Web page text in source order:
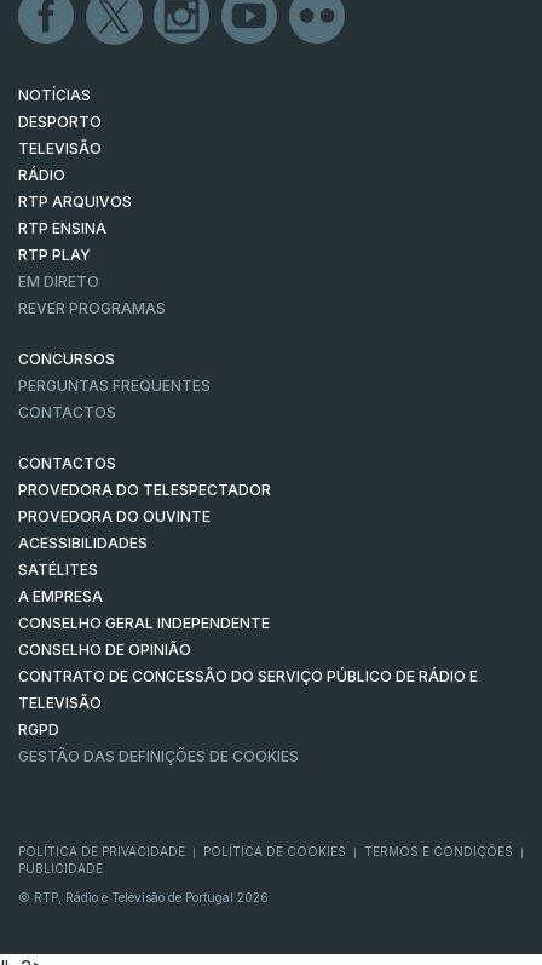
NOTÍCIAS
DESPORTO
TELEVISÃO
RÁDIO
RTP ARQUIVOS
RTP ENSINA
RTP PLAY
EM DIRETO
REVER PROGRAMAS
CONCURSOS
PERGUNTAS FREQUENTES
CONTACTOS
CONTACTOS
PROVEDORA DO TELESPECTADOR
PROVEDORA DO OUVINTE
ACESSIBILIDADES
SATÉLITES
A EMPRESA
CONSELHO GERAL INDEPENDENTE
CONSELHO DE OPINIÃO
CONTRATO DE CONCESSÃO DO SERVIÇO PÚBLICO DE RÁDIO E
TELEVISÃO
RGPD
GESTÃO DAS DEFINIÇÕES DE COOKIES
POLÍTICA DE PRIVACIDADE POLÍTICA DE COOKIES TERMOS E CONDIÇÕES
PUBLICIDADE
© RTP, Rádio e Televisão de Portugal 2026